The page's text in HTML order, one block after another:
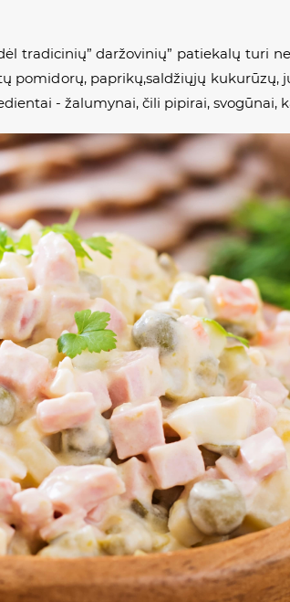
tradicinių” daržovinių” patiekalų turi
paprikų,saldžiųjų kukurūzų,
- žalumynai, čili pipirai, svogūnai,